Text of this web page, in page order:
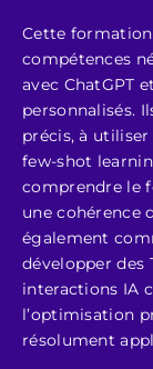
Cette
compétences
avec ChatGPT
personnalisés.
précis, à
few-shot
comprendre le
une cohérence
également
développer des
interactions IA
l’optimisation
résolument